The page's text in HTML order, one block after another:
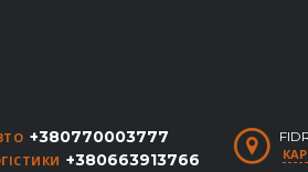
+380770003777
+380663913766